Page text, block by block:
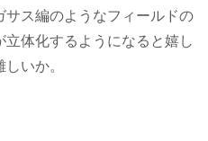
ス編のようなフィールドの
体化するようになると嬉し
いか。